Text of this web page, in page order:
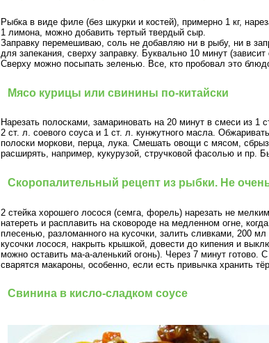
Рыбка в виде филе (без шкурки и костей), примерно 1 кг,
1 лимона, можно добавить тертый твердый сыр.
Заправку перемешиваю, соль не добавляю ни в рыбу, ни в
для запекания, сверху заправку. Буквально 10 минут
Сверху можно посыпать зеленью. Все, кто пробовал это
Мясо курицы или свинины по-китайски
Нарезать полосками, замариновать на 20 минут в смеси из 1
2 ст. л. соевого соуса и 1 ст. л. кунжутного масла.
полоски моркови, перца, лука. Смешать овощи с мясом,
расширять, например, кукурузой, стручковой фасолью и пр.
Скоропалительный рецепт из рыбки. Не
2 стейка хорошего лосося (семга, форель) нарезать не
натереть и расплавить на сковороде на медленном огне,
плесенью, разломанного на кусочки, залить сливками, 200
кусочки лосося, накрыть крышкой, довести до кипения и
можно оставить ма-а-аленький огонь). Через 7 минут
сварятся макароны, особенно, если есть привычка хранить
Свинина в кисло-сладком соусе